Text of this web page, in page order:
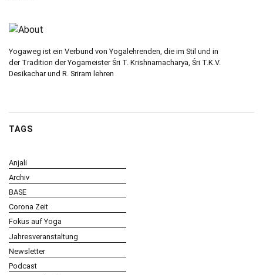
Yogaweg ist ein Verbund von Yogalehrenden, die im Stil und in
der Tradition der Yogameister Śri T. Krishnamacharya, Śri T.K.V.
Desikachar und R. Sriram lehren
TAGS
Anjali
Archiv
BASE
Corona Zeit
Fokus auf Yoga
Jahresveranstaltung
Newsletter
Podcast